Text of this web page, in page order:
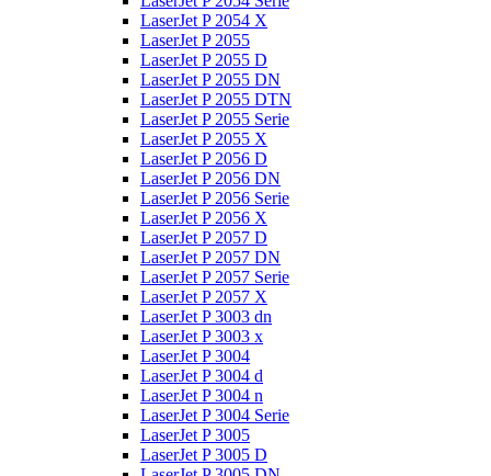
LaserJet P 2054 X
LaserJet P 2055
LaserJet P 2055 D
LaserJet P 2055 DN
LaserJet P 2055 DTN
LaserJet P 2055 Serie
LaserJet P 2055 X
LaserJet P 2056 D
LaserJet P 2056 DN
LaserJet P 2056 Serie
LaserJet P 2056 X
LaserJet P 2057 D
LaserJet P 2057 DN
LaserJet P 2057 Serie
LaserJet P 2057 X
LaserJet P 3003 dn
LaserJet P 3003 x
LaserJet P 3004
LaserJet P 3004 d
LaserJet P 3004 n
LaserJet P 3004 Serie
LaserJet P 3005
LaserJet P 3005 D